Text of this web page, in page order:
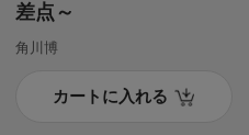
差点～
角川博
カートに入れる